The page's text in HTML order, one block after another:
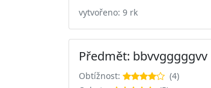
vytvořeno: 9 rk
Předmět: bbvvgggggvv
Obtížnost:
(4)